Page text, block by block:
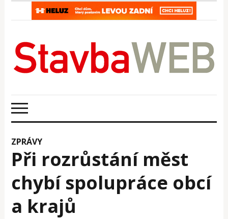
ZPRÁVY
Při rozrůstání měst
chybí spolupráce obcí
a krajů